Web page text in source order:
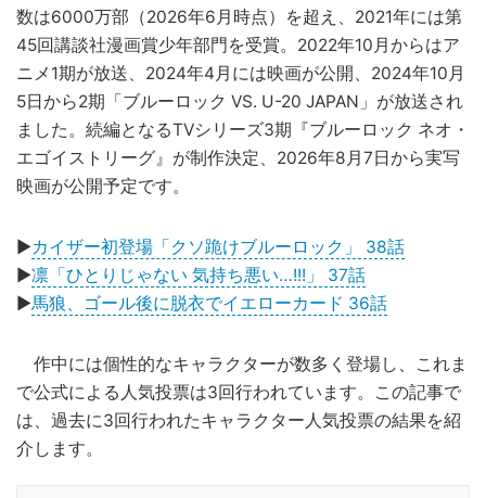
数は6000万部（2026年6月時点）を超え、2021年には第
45回講談社漫画賞少年部門を受賞。2022年10月からはア
ニメ1期が放送、2024年4月には映画が公開、2024年10月
5日から2期「ブルーロック VS. U-20 JAPAN」が放送され
ました。続編となるTVシリーズ3期『ブルーロック ネオ・
エゴイストリーグ』が制作決定、2026年8月7日から実写
映画が公開予定です。
▶カイザー初登場「クソ跪けブルーロック」 38話
▶凛「ひとりじゃない 気持ち悪い…!!!」 37話
▶馬狼、ゴール後に脱衣でイエローカード 36話
作中には個性的なキャラクターが数多く登場し、これま
で公式による人気投票は3回行われています。この記事で
は、過去に3回行われたキャラクター人気投票の結果を紹
介します。